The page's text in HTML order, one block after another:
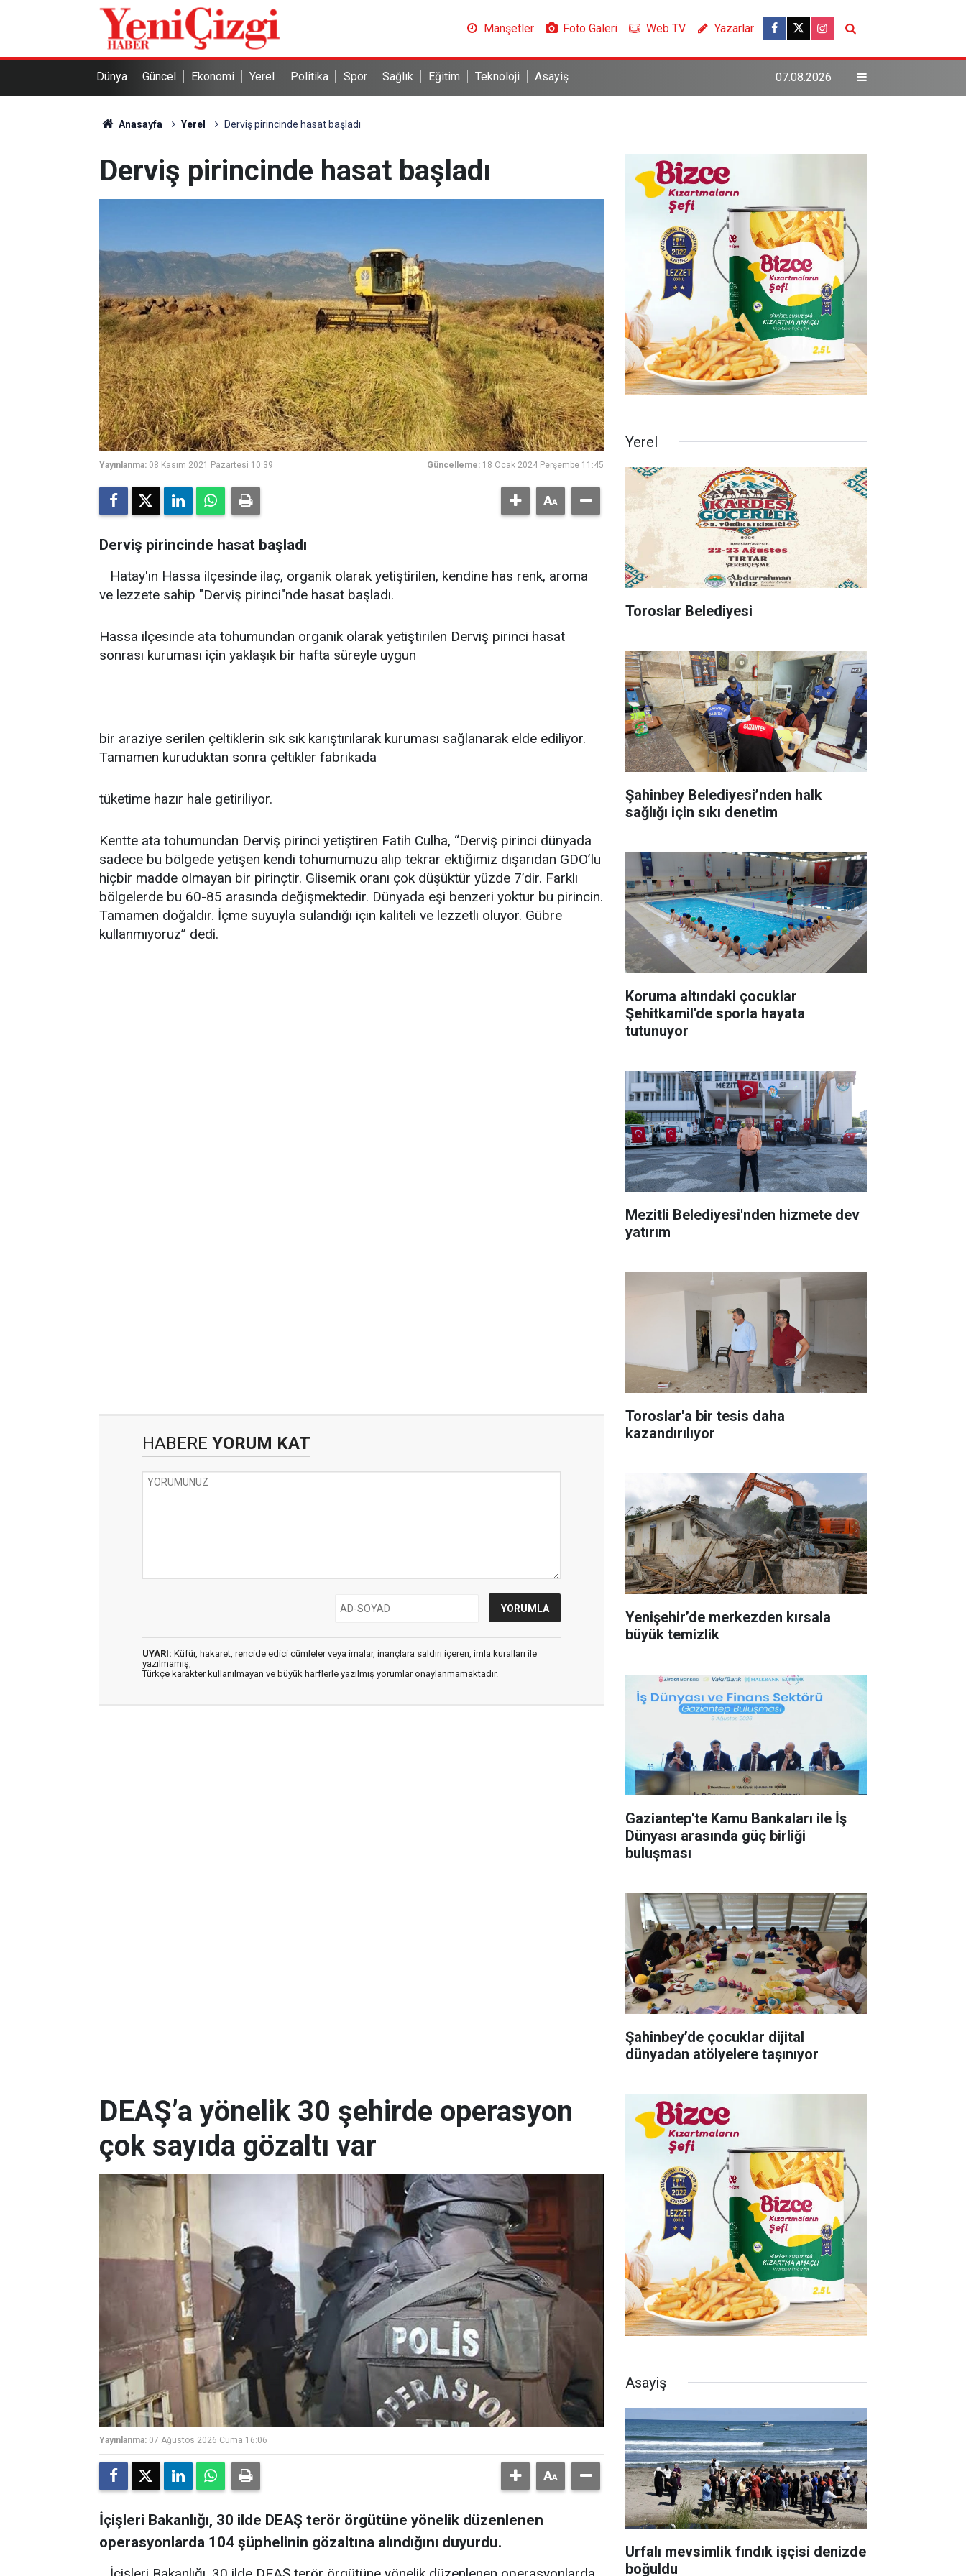
Manşetler Foto Galeri Web TV Yazarlar
Dünya Güncel Ekonomi Yerel Politika Spor Sağlık Eğitim Teknoloji Asayiş 07.08.2026
Anasayfa Yerel Derviş pirincinde hasat başladı
Derviş pirincinde hasat başladı
Yayınlanma: 08 Kasım 2021 Pazartesi 10:39 Güncelleme: 18 Ocak 2024 Perşembe 11:45
Derviş pirincinde hasat başladı
Hatay'ın Hassa ilçesinde ilaç, organik olarak yetiştirilen, kendine has renk, aroma
ve lezzete sahip "Derviş pirinci"nde hasat başladı.
Hassa ilçesinde ata tohumundan organik olarak yetiştirilen Derviş pirinci hasat
sonrası kuruması için yaklaşık bir hafta süreyle uygun
bir araziye serilen çeltiklerin sık sık karıştırılarak kuruması sağlanarak elde ediliyor.
Tamamen kuruduktan sonra çeltikler fabrikada
tüketime hazır hale getiriliyor.
Kentte ata tohumundan Derviş pirinci yetiştiren Fatih Culha, “Derviş pirinci dünyada
sadece bu bölgede yetişen kendi tohumumuzu alıp tekrar ektiğimiz dışarıdan GDO’lu
hiçbir madde olmayan bir pirinçtir. Glisemik oranı çok düşüktür yüzde 7’dir. Farklı
bölgelerde bu 60-85 arasında değişmektedir. Dünyada eşi benzeri yoktur bu pirincin.
Tamamen doğaldır. İçme suyuyla sulandığı için kaliteli ve lezzetli oluyor. Gübre
kullanmıyoruz” dedi.
HABERE YORUM KAT
UYARI: Küfür, hakaret, rencide edici cümleler veya imalar, inançlara saldırı içeren, imla kuralları ile
yazılmamış,
Türkçe karakter kullanılmayan ve büyük harflerle yazılmış yorumlar onaylanmamaktadır.
Yerel
Toroslar Belediyesi
Şahinbey Belediyesi’nden halk
sağlığı için sıkı denetim
Koruma altındaki çocuklar
Şehitkamil'de sporla hayata
tutunuyor
Mezitli Belediyesi'nden hizmete dev
yatırım
Toroslar'a bir tesis daha
kazandırılıyor
Yenişehir’de merkezden kırsala
büyük temizlik
Gaziantep'te Kamu Bankaları ile İş
Dünyası arasında güç birliği
buluşması
Şahinbey’de çocuklar dijital
dünyadan atölyelere taşınıyor
DEAŞ’a yönelik 30 şehirde operasyon
çok sayıda gözaltı var
Yayınlanma: 07 Ağustos 2026 Cuma 16:06
İçişleri Bakanlığı, 30 ilde DEAŞ terör örgütüne yönelik düzenlenen
operasyonlarda 104 şüphelinin gözaltına alındığını duyurdu.
Asayiş
Urfalı mevsimlik fındık işçisi denizde
boğuldu